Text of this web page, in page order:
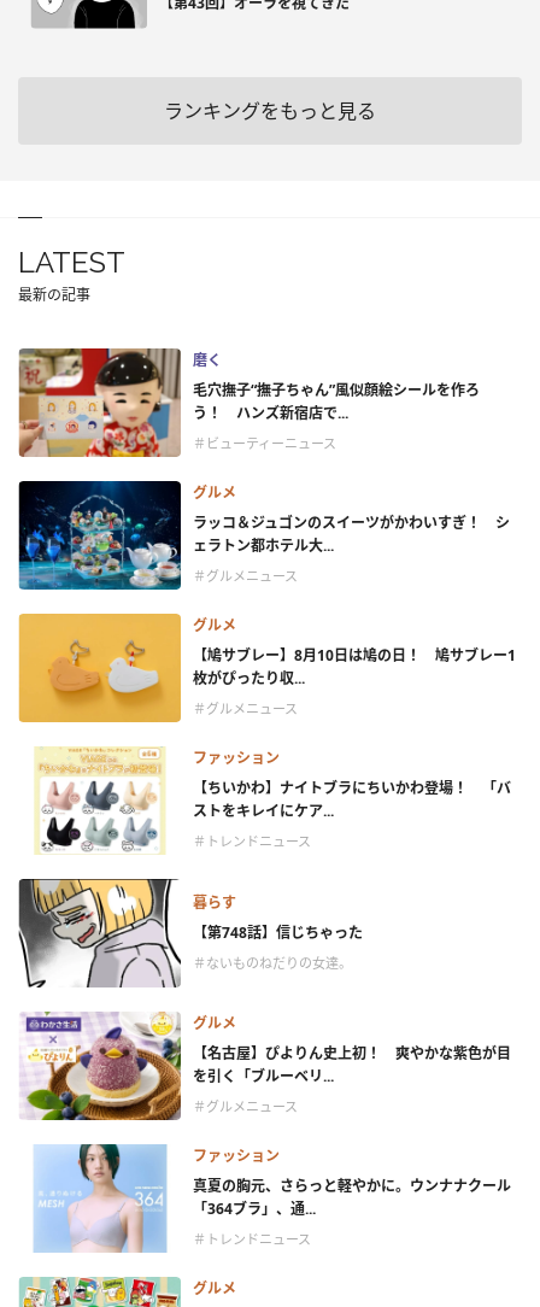
ランキングをもっと見る
LATEST
最新の記事
磨く
毛穴撫子“撫子ちゃん”風似顔絵シールを作ろ
う！ ハンズ新宿店で...
＃ビューティーニュース
グルメ
ラッコ＆ジュゴンのスイーツがかわいすぎ！ シ
ェラトン都ホテル大...
＃グルメニュース
グルメ
【鳩サブレー】8月10日は鳩の日！ 鳩サブレー1
枚がぴったり収...
＃グルメニュース
ファッション
【ちいかわ】ナイトブラにちいかわ登場！ 「バ
ストをキレイにケア...
＃トレンドニュース
暮らす
【第748話】信じちゃった
＃ないものねだりの女達。
グルメ
【名古屋】ぴよりん史上初！ 爽やかな紫色が目
を引く「ブルーベリ...
＃グルメニュース
ファッション
真夏の胸元、さらっと軽やかに。ウンナナクール
「364ブラ」、通...
＃トレンドニュース
グルメ